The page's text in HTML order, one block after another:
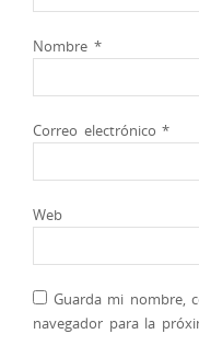
Nombre *
Correo electrónico*
Web
Guarda mi nombre,
navegador para la